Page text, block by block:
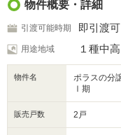
・Marble Texture
■美しく、そして住まう人を
・本物の木の温もりを感じ
・一段上からリビングを見
物件概要・詳細
引渡可能時期 即引渡可
用途地域 １種中高
物件名
ポラスの分
Ⅰ期
販売戸数 2戸